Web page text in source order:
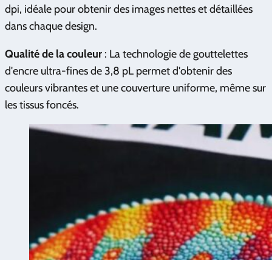
dpi, idéale pour obtenir des images nettes et détaillées
dans chaque design.
Qualité de la couleur : La technologie de gouttelettes
d'encre ultra-fines de 3,8 pL permet d'obtenir des
couleurs vibrantes et une couverture uniforme, même sur
les tissus foncés.